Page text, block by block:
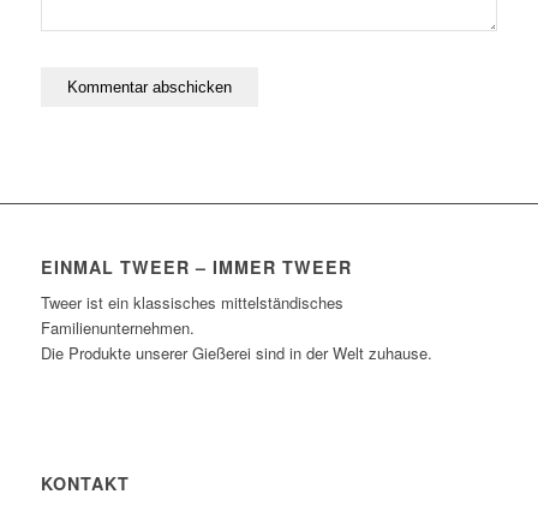
EINMAL TWEER – IMMER TWEER
Tweer ist ein klassisches mittelständisches
Familienunternehmen.
Die Produkte unserer Gießerei sind in der Welt zuhause.
KONTAKT